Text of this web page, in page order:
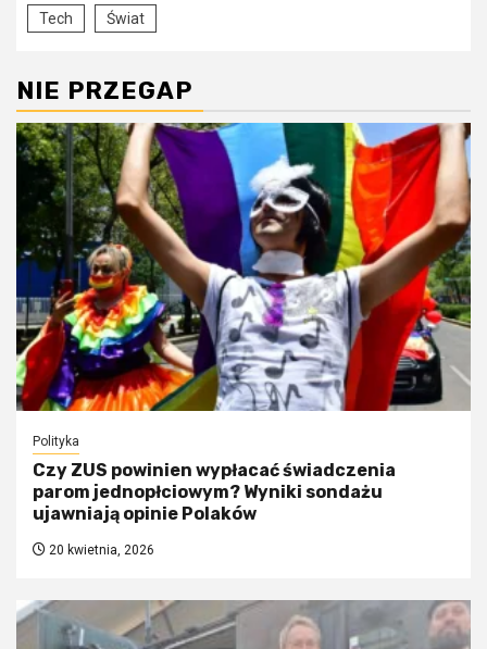
Tech Świat
NIE PRZEGAP
Polityka
Czy ZUS powinien wypłacać świadczenia
parom jednopłciowym? Wyniki sondażu
ujawniają opinie Polaków
20 kwietnia, 2026